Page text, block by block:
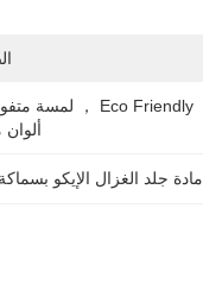
ألوان
مادة جلد الغزال الإيكو بسماكة 1.2 ملم